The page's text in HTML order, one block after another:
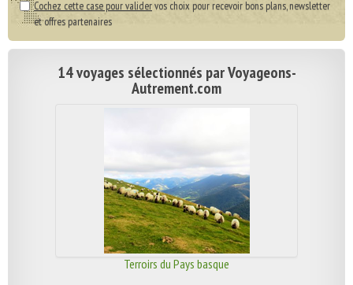
Cochez cette case pour validervos choix pour recevoir bons plans, newsletter
et offres partenaires
14 voyages sélectionnés par Voyageons-
Autrement.com
Terroirs du Pays basque